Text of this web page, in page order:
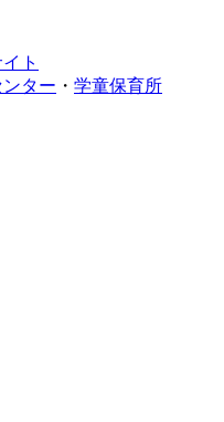
ト
ター ・ 学童保育所